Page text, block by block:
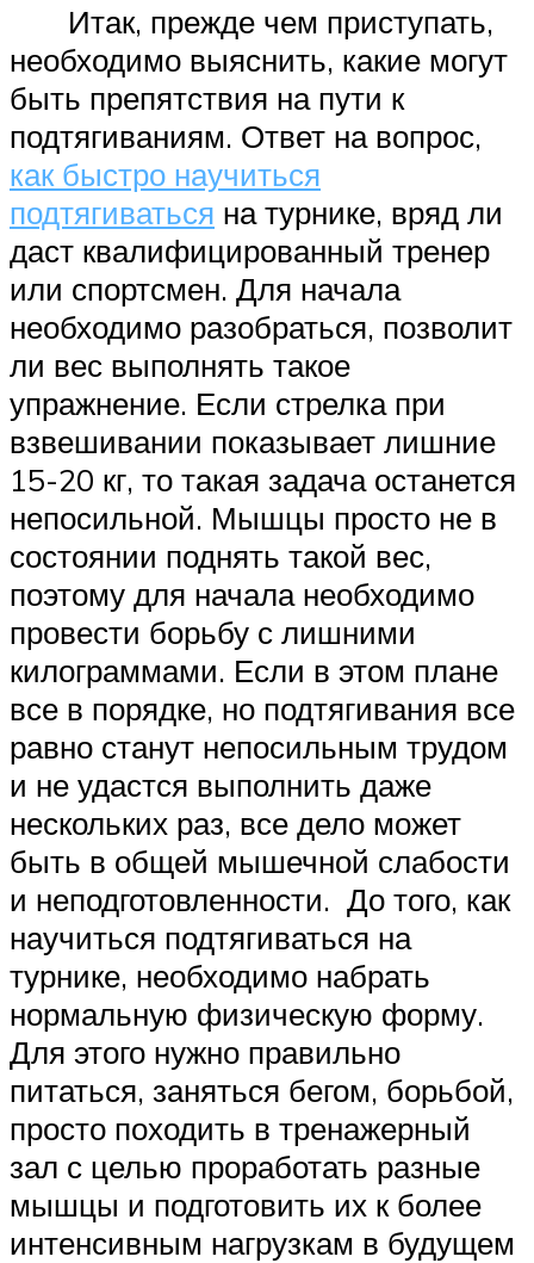
Итак, прежде чем приступать,
необходимо выяснить, какие могут
быть препятствия на пути к
подтягиваниям. Ответ на вопрос,
как быстро научиться
подтягиваться на турнике, вряд ли
даст квалифицированный тренер
или спортсмен. Для начала
необходимо разобраться, позволит
ли вес выполнять такое
упражнение. Если стрелка при
взвешивании показывает лишние
15-20 кг, то такая задача останется
непосильной. Мышцы просто не в
состоянии поднять такой вес,
поэтому для начала необходимо
провести борьбу с лишними
килограммами. Если в этом плане
все в порядке, но подтягивания все
равно станут непосильным трудом
и не удастся выполнить даже
нескольких раз, все дело может
быть в общей мышечной слабости
и неподготовленности. До того, как
научиться подтягиваться на
турнике, необходимо набрать
нормальную физическую форму.
Для этого нужно правильно
питаться, заняться бегом, борьбой,
просто походить в тренажерный
зал с целью проработать разные
мышцы и подготовить их к более
интенсивным нагрузкам в будущем